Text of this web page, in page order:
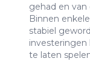
gehad en
Binnen
stabiel
investeringen
te laten